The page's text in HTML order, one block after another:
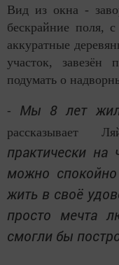
Вид из окна -
бескрайние поля,
аккуратные
участок, завезён
подумать о
⁃ Мы 8 лет
практически
можно спокойно
жить в своё
просто мечта
смогли бы